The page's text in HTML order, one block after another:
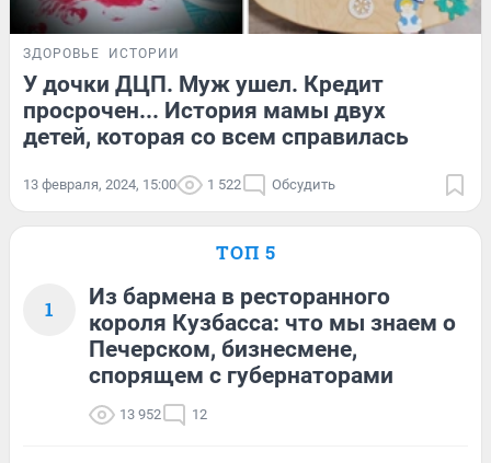
ЗДОРОВЬЕ ИСТОРИИ
У дочки ДЦП. Муж ушел. Кредит
просрочен... История мамы двух
детей, которая со всем справилась
13 февраля, 2024, 15:00 1 522 Обсудить
ТОП 5
1
Из бармена в ресторанного
короля Кузбасса: что мы знаем о
Печерском, бизнесмене,
спорящем с губернаторами
13 952 12